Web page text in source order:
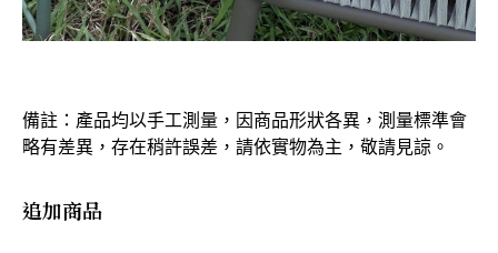
備註：產品均以手工測量，因商品形狀各異，測量標準會
略有差異，存在稍許誤差，請依實物為主，敬請見諒。
追加商品